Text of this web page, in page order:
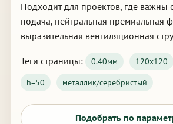
Подходит для проектов, где важны
подача, нейтральная премиальная
выразительная вентиляционная
Теги страницы: 0.40мм 120х120
h=50
металлик/серебристый
Подобрать по